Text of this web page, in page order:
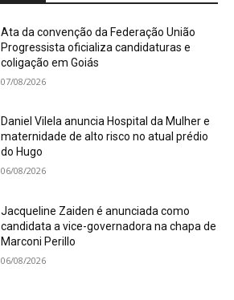
Ata da convenção da Federação União
Progressista oficializa candidaturas e
coligação em Goiás
07/08/2026
Daniel Vilela anuncia Hospital da Mulher e
maternidade de alto risco no atual prédio
do Hugo
06/08/2026
Jacqueline Zaiden é anunciada como
candidata a vice-governadora na chapa de
Marconi Perillo
06/08/2026